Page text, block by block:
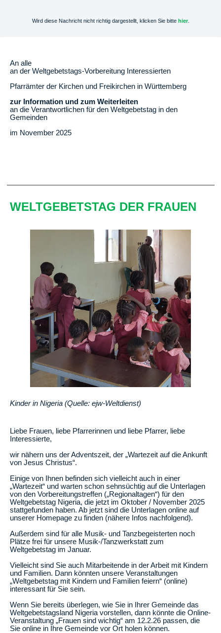
Wird diese Nachricht nicht richtig dargestellt, klicken Sie bitte hier.
An alle
an der Weltgebetstags-Vorbereitung Interessierten
Pfarrämter der Kirchen und Freikirchen in Württemberg
zur Information und zum Weiterleiten
an die Verantwortlichen für den Weltgebetstag in den
Gemeinden
im November 2025
WELTGEBETSTAG DER FRAUEN
Kinder in Nigeria (Quelle: ejw-Weltdienst)
Liebe Frauen, liebe Pfarrerinnen und liebe Pfarrer, liebe
Interessierte,
wir nähern uns der Adventszeit, der „Wartezeit auf die Ankunft
von Jesus Christus“.
Einige von Ihnen befinden sich vielleicht auch in einer
„Wartezeit“ und warten schon sehnsüchtig auf die Unterlagen
von den Vorbereitungstreffen („Regionaltagen“) für den
Weltgebetstag Nigeria, die jetzt im Oktober / November 2025
stattgefunden haben. Ab jetzt sind die Unterlagen online auf
unserer Homepage zu finden (nähere Infos nachfolgend).
Außerdem sind für alle Musik- und Tanzbegeisterten noch
Plätze frei für unsere Musik-/Tanzwerkstatt zum
Weltgebetstag im Januar.
Vielleicht sind Sie auch Mitarbeitende in der Arbeit mit Kindern
und Familien. Dann könnten unsere Veranstaltungen
„Weltgebetstag mit Kindern und Familien feiern“ (online)
interessant für Sie sein.
Wenn Sie bereits überlegen, wie Sie in Ihrer Gemeinde das
Weltgebetstagsland Nigeria vorstellen, dann könnte die Online-
Veranstaltung „Frauen sind wichtig“ am 12.2.26 passen, die
Sie online in Ihre Gemeinde vor Ort holen können.